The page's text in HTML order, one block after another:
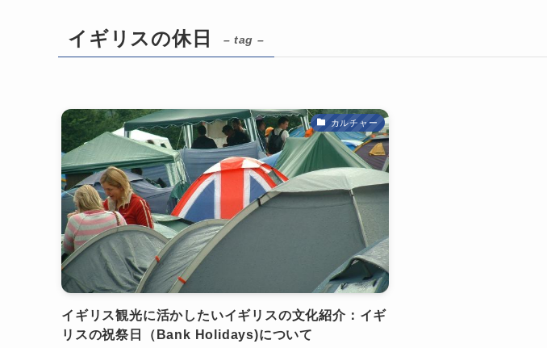
イギリスの休日 – tag –
カルチャー
イギリス観光に活かしたいイギリスの文化紹介：イギ
リスの祝祭日（Bank Holidays)について